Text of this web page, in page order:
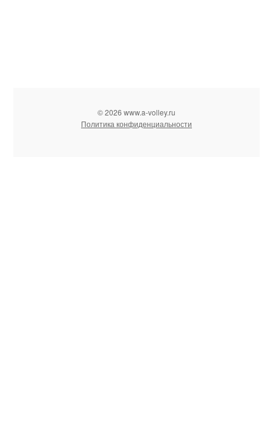
© 2026 www.a-volley.ru
Политика конфиденциальности